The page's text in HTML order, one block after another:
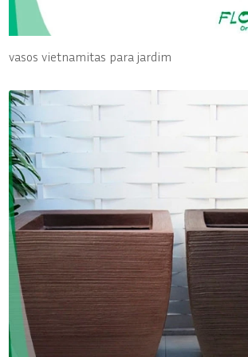
vasos vietnamitas para jardim